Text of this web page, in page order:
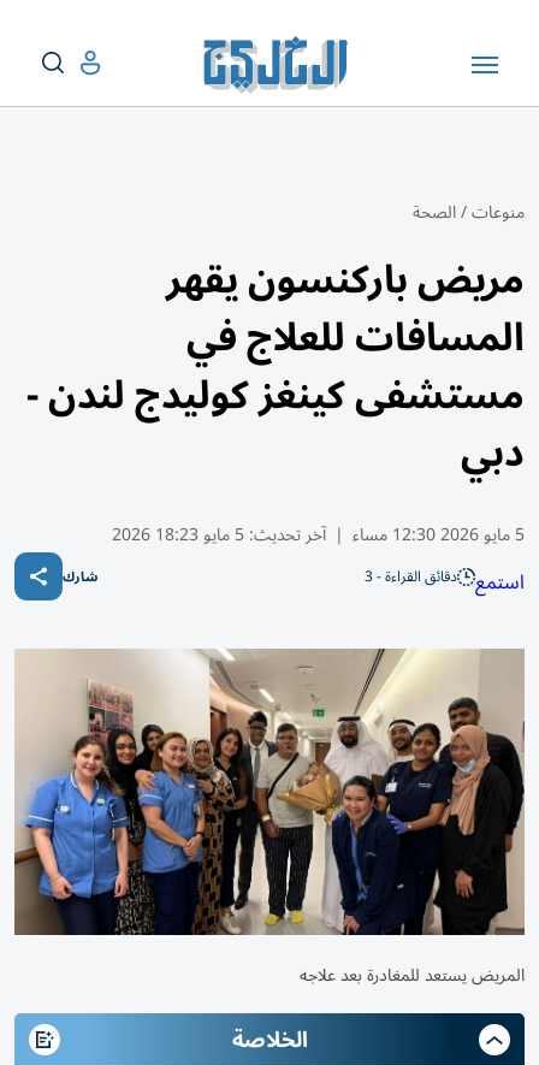
منوعات/الصحة
مريض باركنسون يقهر
المسافات للعلاج في
مستشفى كينغز كوليدج لندن -
دبي
5 مايو 2026 12:30 مساء | آخر تحديث:5 مايو 18:23 2026
استمع دقائق القراءة - 3 شارك
المريض يستعد للمغادرة بعد علاجه
الخلاصة